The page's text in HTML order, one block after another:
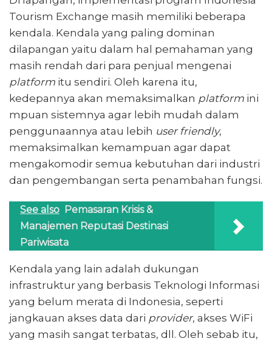
Tourism Exchange masih memiliki beberapa
kendala. Kendala yang paling dominan
dilapangan yaitu dalam hal pemahaman yang
masih rendah dari para penjual mengenai
platform itu sendiri. Oleh karena itu,
kedepannya akan memaksimalkan platform ini
mpuan sistemnya agar lebih mudah dalam
penggunaannya atau lebih user friendly,
memaksimalkan kemampuan agar dapat
mengakomodir semua kebutuhan dari industri
dan pengembangan serta penambahan fungsi.
See also Pemasaran Krisis &
Manajemen Reputasi Destinasi
Pariwisata
Kendala yang lain adalah dukungan
infrastruktur yang berbasis Teknologi Informasi
yang belum merata di Indonesia, seperti
jangkauan akses data dari provider, akses WiFi
yang masih sangat terbatas, dll. Oleh sebab itu,